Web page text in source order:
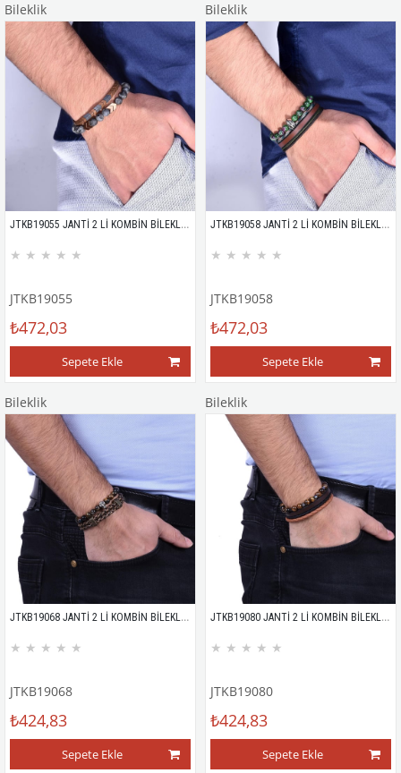
Bileklik
JTKB19055 JANTİ 2 Lİ KOMBİN BİLEKLİK KUTULU
★ ★ ★ ★ ★
JTKB19055
₺472,03
Sepete Ekle
Bileklik
JTKB19058 JANTİ 2 Lİ KOMBİN BİLEKLİK KUTULU
★ ★ ★ ★ ★
JTKB19058
₺472,03
Sepete Ekle
Bileklik
JTKB19068 JANTİ 2 Lİ KOMBİN BİLEKLİK KUTULU
★ ★ ★ ★ ★
JTKB19068
₺424,83
Sepete Ekle
Bileklik
JTKB19080 JANTİ 2 Lİ KOMBİN BİLEKLİK KUTULU
★ ★ ★ ★ ★
JTKB19080
₺424,83
Sepete Ekle